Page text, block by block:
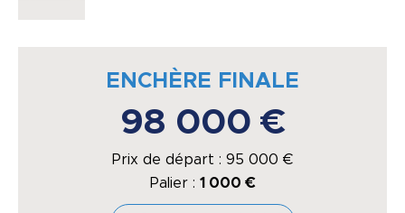
ENCHÈRE FINALE
98 000 €
Prix de départ : 95 000 €
Palier : 1 000 €